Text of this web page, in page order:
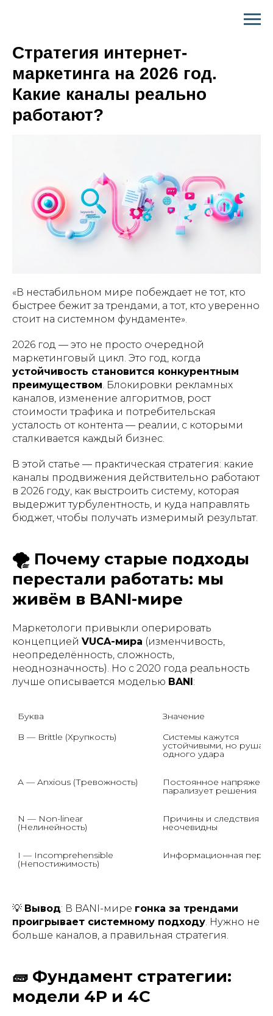
Стратегия интернет-
маркетинга на 2026 год.
Какие каналы реально
работают?
«В нестабильном мире побеждает не тот, кто
быстрее бежит за трендами, а тот, кто уверенно
стоит на системном фундаменте».
2026 год — это не просто очередной
маркетинговый цикл. Это год, когда
устойчивость становится конкурентным
преимуществом . Блокировки рекламных
каналов, изменение алгоритмов, рост
стоимости трафика и потребительская
усталость от контента — реалии, с которыми
сталкивается каждый бизнес.
В этой статье — практическая стратегия: какие
каналы продвижения действительно работают
в 2026 году, как выстроить систему, которая
выдержит турбулентность, и куда направлять
бюджет, чтобы получать измеримый результат.
🌪 Почему старые подходы
перестали работать: мы
живём в BANI-мире
Маркетологи привыкли оперировать
концепцией VUCA-мира (изменчивость,
неопределённость, сложность,
неоднозначность). Но с 2020 года реальность
лучше описывается моделью BANI:
Буква
Значение
B — Brittle (Хрупкость)
Системы кажутся
устойчивыми, но
одного удара
A — Anxious (Тревожность) Постоянное
парализует решения
N — Non-linear
(Нелинейность)
Причины и следствия
неочевидны
I — Incomprehensible
(Непостижимость)
Информационная
💡 Вывод: В BANI-мире гонка за трендами
проигрывает системному подходу . Нужно не
больше каналов, а правильная стратегия.
🧱 Фундамент стратегии:
модели 4P и 4C